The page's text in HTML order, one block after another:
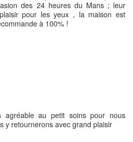
des 24 heures du Mans ; leur
pour les yeux , la maison est
à 100% !
agréable au petit soins pour nous
y retournerons avec grand plaisir